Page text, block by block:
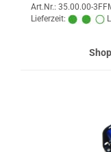
Art.Nr.: 35.00.00-
Lieferzeit: